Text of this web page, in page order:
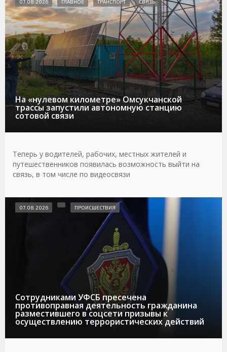
На «нулевом километре» Омсукчанской
трассы запустили автономную станцию
сотовой связи
07.08.2026 ГЛАВНОЕ ТРАНСПОРТ СВЯЗЬ
Теперь у водителей, рабочих, местных жителей и
путешественников появилась возможность выйти на
связь, в том числе по видеосвязи
Сотрудниками УФСБ пресечена
противоправная деятельность гражданина
разместившего в соцсети призывы к
осуществлению террористических действий
07.08.2026 ПРОИСШЕСТВИЯ